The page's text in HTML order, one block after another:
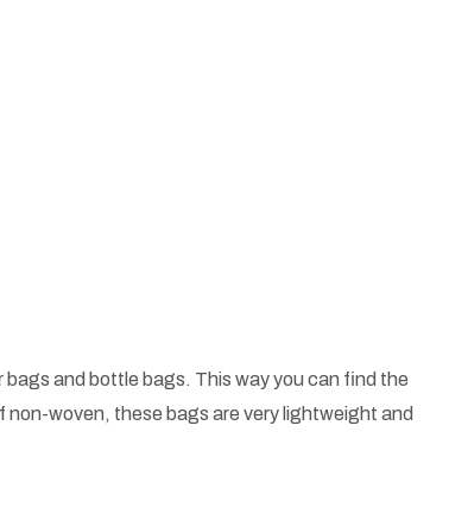
and bottle bags. This way you can find the
woven, these bags are very lightweight and